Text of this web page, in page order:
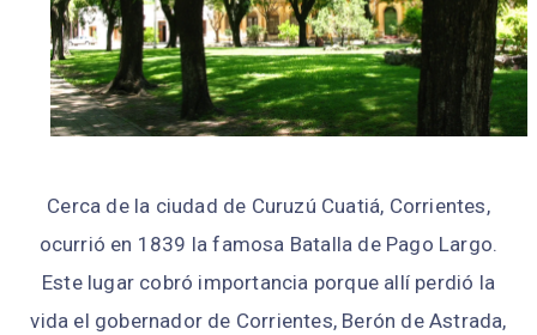
Cerca de la ciudad de Curuzú Cuatiá, Corrientes,
ocurrió en 1839 la famosa Batalla de Pago Largo.
Este lugar cobró importancia porque allí perdió la
vida el gobernador de Corrientes, Berón de Astrada,